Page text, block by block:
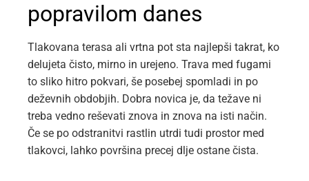
popravilom danes
Tlakovana terasa ali vrtna pot sta najlepši takrat, ko
delujeta čisto, mirno in urejeno. Trava med fugami
to sliko hitro pokvari, še posebej spomladi in po
deževnih obdobjih. Dobra novica je, da težave ni
treba vedno reševati znova in znova na isti način.
Če se po odstranitvi rastlin utrdi tudi prostor med
tlakovci, lahko površina precej dlje ostane čista.